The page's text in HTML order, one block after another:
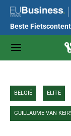
Beste
BELGIË ELITE
GUILLAUME VAN